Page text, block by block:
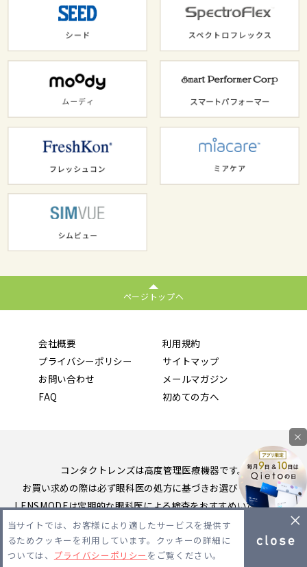
ページトップへ
会社概要
利用規約
プライバシーポリシー
サイトマップ
お問い合わせ
メールマガジン
FAQ
初めての方へ
コンタクトレンズは高度管理医療機器です。
お買い求めの際は必ず眼科医の処方に基づきお選びください。
LENSMODEは定期的な眼科医による検査をおすすめいたします。
Copyright 2026 LENSMODE PTE,LTD. All Rights Reserved.
当サイトでは、お客様により適したサービスを提供す
るためクッキーを利用しています。クッキーの詳細に
ついては、 プライバシーポリシー をご覧ください。
×